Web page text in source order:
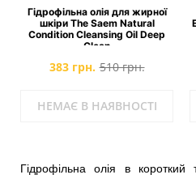
Гідрофільна олія для жирної
шкіри The Saem Natural
Condition Cleansing Oil Deep
Clean
383 грн. 510 грн.
НЕМАЄ В НАЯВНОСТІ
Гідрофільна олія в короткий